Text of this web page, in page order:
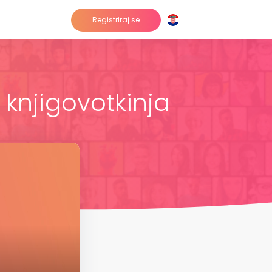
Registriraj se